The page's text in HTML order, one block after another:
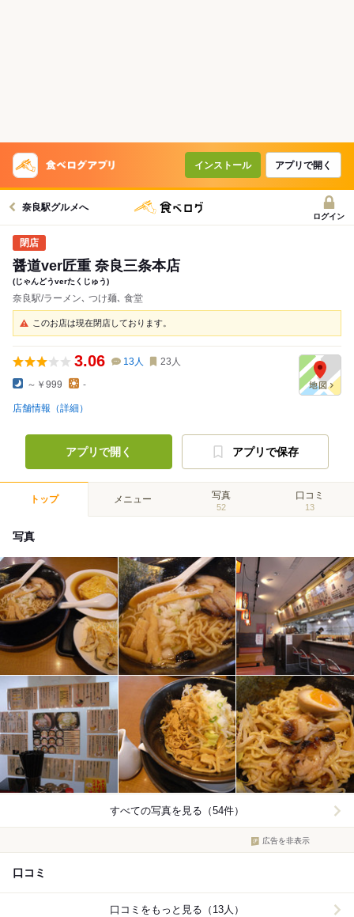
インストール アプリで開く
奈良駅グルメへ
ログイン
醤道ver匠重 奈良三条本店
(じゃんどうverたくじゅう)
奈良駅/ラーメン､ つけ麺､ 食堂
このお店は現在閉店しております。
3.06 13人 23 人
～￥999 -
店舗情報（詳細）
アプリで開く アプリで保存
トップ メニュー 写真
52
口コミ
13
写真
すべての写真を見る（54件）
広告を非表示
口コミ
口コミをもっと見る（13人）